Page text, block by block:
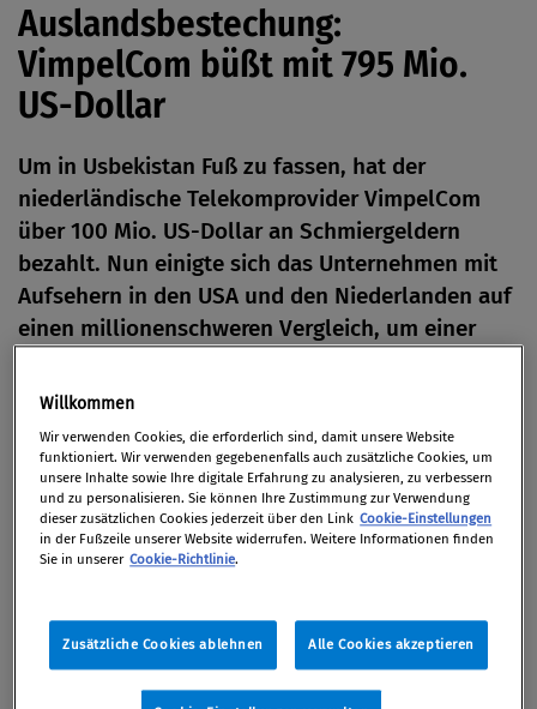
Auslandsbestechung:
VimpelCom büßt mit 795 Mio.
US-Dollar
Um in Usbekistan Fuß zu fassen, hat der
niederländische Telekomprovider VimpelCom
über 100 Mio. US-Dollar an Schmiergeldern
bezahlt. Nun einigte sich das Unternehmen mit
Aufsehern in den USA und den Niederlanden auf
einen millionenschweren Vergleich, um einer
VonRedaktion
19. Februar 2016
Der Eintritt der niederländischen VimpelCom auf
offenbar nur über massive Korruption. Der
Telekomprovider soll einem mit dem Usbekischen
Präsidenten verbundenen Beamten Schmiergelder
Willkommen
Wir verwenden Cookies, die erforderlich sind, damit unsere Website
funktioniert. Wir verwenden gegebenenfalls auch zusätzliche Cookies, um
unsere Inhalte sowie Ihre digitale Erfahrung zu analysieren, zu verbessern
und zu personalisieren. Sie können Ihre Zustimmung zur Verwendung
dieser zusätzlichen Cookies jederzeit über den Link Cookie-Einstellungen
in der Fußzeile unserer Website widerrufen. Weitere Informationen finden
Sie in unserer Cookie-Richtlinie.
Zusätzliche Cookies ablehnen Alle Cookies akzeptieren